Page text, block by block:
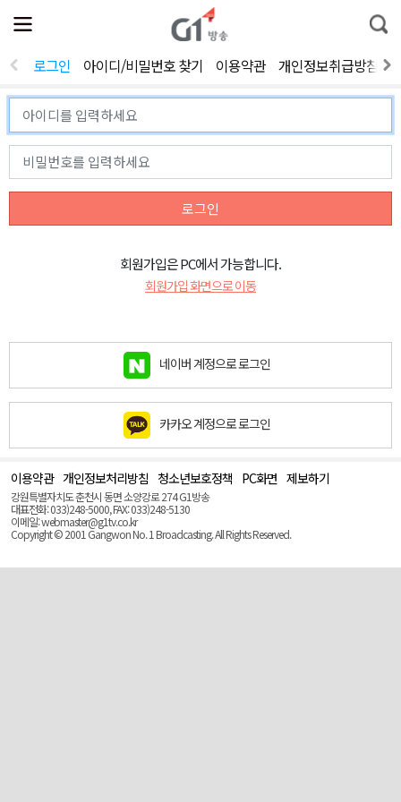
전
체
뉴
열
통
합
색
로그인 아이디/비밀번호 찾기 이용약관 개인정보취급방침
로그인
회원가입은 PC에서 가능합니다.
회원가입 화면으로 이동
네이버 계정으로 로그인
카카오 계정으로 로그인
이용약관 개인정보처리방침 청소년보호정책 PC화면 제보하기
강원특별자치도 춘천시 동면 소양강로 274 G1방송
대표전화: 033)248-5000, FAX: 033)248-5130
이메일: webmaster@g1tv.co.kr
Copyright © 2001 Gangwon No. 1 Broadcasting. All Rights Reserved.